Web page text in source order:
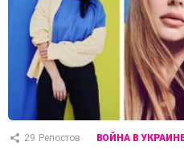
29 Репостов ВОЙНА В